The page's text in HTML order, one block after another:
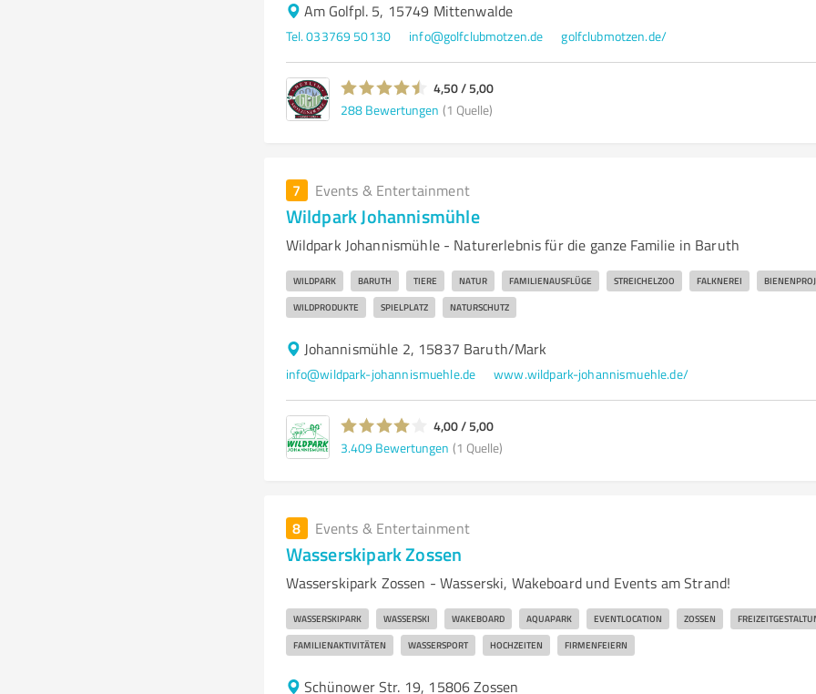
Am Golfpl. 5, 15749 Mittenwalde
Tel. 033769 50130 info@golfclubmotzen.de golfclubmotzen.de/
4,50 / 5,00
288 Bewertungen (1 Quelle)
7 Events & Entertainment
Wildpark Johannismühle
Wildpark Johannismühle - Naturerlebnis für die ganze Familie in Baruth
WILDPARK BARUTH TIERE NATUR FAMILIENAUSFLÜGE STREICHELZOO FALKNEREI
WILDPRODUKTE SPIELPLATZ NATURSCHUTZ
Johannismühle 2, 15837 Baruth/Mark
info@wildpark-johannismuehle.de www.wildpark-johannismuehle.de/
4,00 / 5,00
3.409 Bewertungen (1 Quelle)
8 Events & Entertainment
Wasserskipark Zossen
Wasserskipark Zossen - Wasserski, Wakeboard und Events am Strand!
WASSERSKIPARK WASSERSKI WAKEBOARD AQUAPARK EVENTLOCATION ZOSSEN
FAMILIENAKTIVITÄTEN WASSERSPORT HOCHZEITEN FIRMENFEIERN
Schünower Str. 19, 15806 Zossen